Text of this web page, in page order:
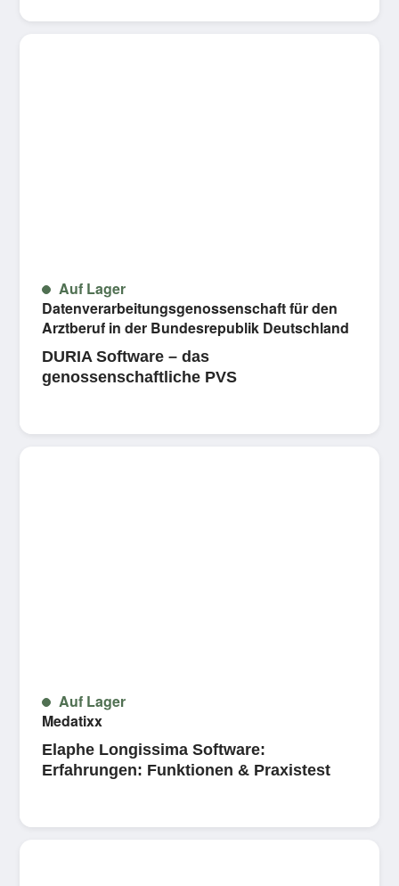
Auf Lager
Datenverarbeitungsgenossenschaft für den
Arztberuf in der Bundesrepublik Deutschland
DURIA Software – das
genossenschaftliche PVS
Auf Lager
Medatixx
Elaphe Longissima Software:
Erfahrungen: Funktionen & Praxistest